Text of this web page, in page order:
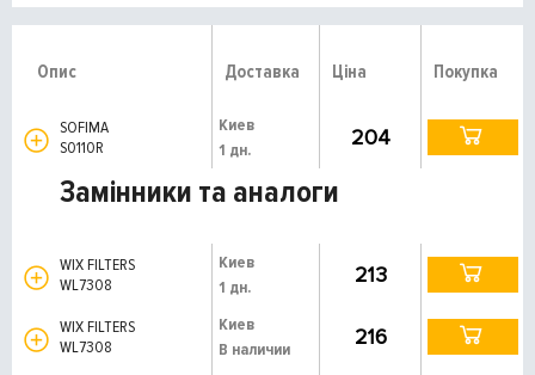
Опис Доставка Ціна Покупка
SOFIMA
S0110R
Киев
1 дн.
204
Замінники та аналоги
WIX FILTERS
WL7308
Киев
1 дн.
213
WIX FILTERS
WL7308
Киев
В наличии
216